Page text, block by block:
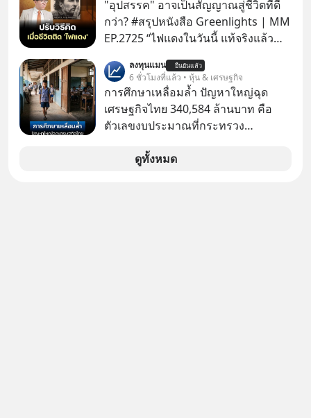
ซื้อ
"อุปสรรค" อาจเป็นสัญญาณสู่ชีวิตที่ดี
กว่า? #สรุปหนังสือ Greenlights | MM
EP.2725 “ไฟแดงในวันนี้ แท้จริงแล้ว
เปลี่ยนสี” McConaughey ดาราดาวรุ่ง
ในยุคหนึ่ง เคยปฏิเสธเงินค่าตัวหนังรอม
คอมที่สูงถึง 14.5 ล้านดอลลาร์ (หรือ
ราว 500 ล้านบาท) เพียงเพราะเขาไม่
ตามมาคือ โทรศัพท์ของเขากลายเป็น
ความเงียบสนิทนานถึง 14 เดือนเต็ม แต่
ลงทุนแมน ยืนยันแล้ว
6 ชั่วโมงที่แล้ว • หุ้น & เศรษฐกิจ
การศึกษาเหลื่อมล้ำ ปัญหาใหญ่ฉุด
เศรษฐกิจไทย 340,584 ล้านบาท คือ
ตัวเลขงบประมาณที่กระทรวง
รายจ่ายประจำปี 2568 ซึ่งมากที่สุดเป็น
ดูทั้งหมด